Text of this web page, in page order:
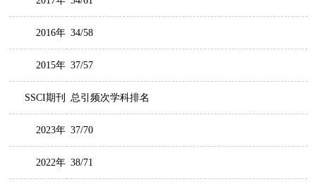
2016年 34/58
2015年 37/57
SSCI期刊 总引频次学科排名
2023年 37/70
2022年 38/71